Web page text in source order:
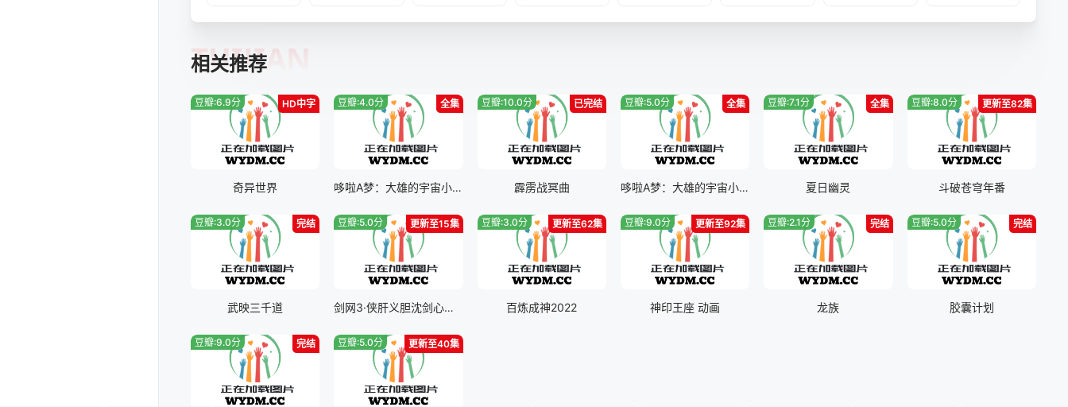
相关推荐
TUIJIAN
HD中字
豆瓣:6.9分
奇异世界
全集
豆瓣:4.0分
哆啦A梦：大雄的宇宙小战争二0二一
已完结
豆瓣:10.0分
霹雳战冥曲
全集
豆瓣:5.0分
哆啦A梦：大雄的宇宙小战争2021
全集
豆瓣:7.1分
夏日幽灵
更新至82集
豆瓣:8.0分
斗破苍穹年番
完结
豆瓣:3.0分
武映三千道
更新至15集
豆瓣:5.0分
剑网3·侠肝义胆沈剑心第三季
更新至62集
豆瓣:3.0分
百炼成神2022
更新至92集
豆瓣:9.0分
神印王座 动画
完结
豆瓣:2.1分
龙族
完结
豆瓣:5.0分
胶囊计划
完结
豆瓣:9.0分 更新至40集
豆瓣:5.0分